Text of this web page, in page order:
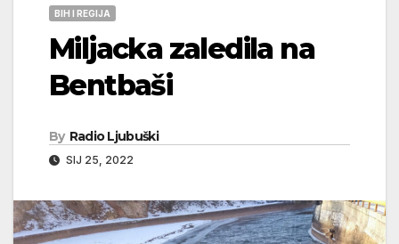
BIH I REGIJA
Miljacka zaledila na
Bentbaši
By Radio Ljubuški
SIJ 25, 2022